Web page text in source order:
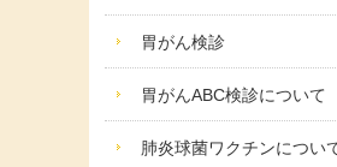
胃がん検診
胃がんABC検診について
肺炎球菌ワクチンについ